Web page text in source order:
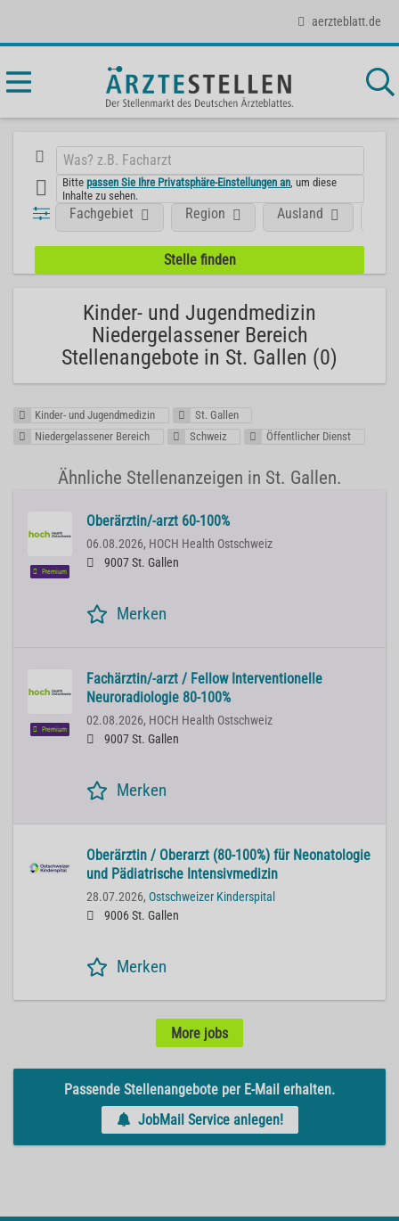
aerzteblatt.de
Bittepassen Sie Ihre Privatsphäre-Einstellungen an , um diese
Inhalte zu sehen.
Fachgebiet Region Ausland
Kinder- und Jugendmedizin
Niedergelassener Bereich
Stellenangebote in St. Gallen (0)
Kinder- und Jugendmedizin
St. Gallen
Niedergelassener Bereich
Schweiz Öffentlicher Dienst
Ähnliche Stellenanzeigen in St. Gallen.
Premium
Oberärztin/-arzt 60-100%
06.08.2026, HOCH Health Ostschweiz
9007 St. Gallen
Merken
Premium
Fachärztin/-arzt / Fellow Interventionelle
Neuroradiologie 80-100%
02.08.2026, HOCH Health Ostschweiz
9007 St. Gallen
Merken
Oberärztin / Oberarzt (80-100%) für Neonatologie
und Pädiatrische Intensivmedizin
28.07.2026, Ostschweizer Kinderspital
9006 St. Gallen
Merken
More jobs
Passende Stellenangebote per E-Mail erhalten.
JobMail Service anlegen!